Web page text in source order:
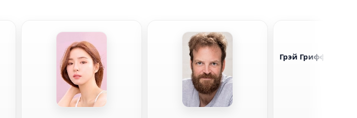
Грэй Гриффин